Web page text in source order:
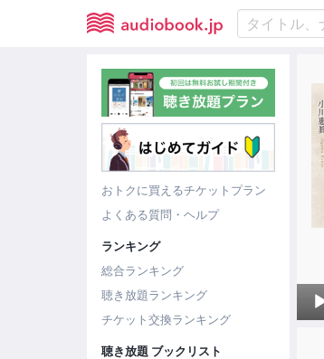
おトクに買えるチケットプラン
よくある質問・ヘルプ
ランキング
総合ランキング
聴き放題ランキング
チケット交換ランキング
聴き放題 ブックリスト